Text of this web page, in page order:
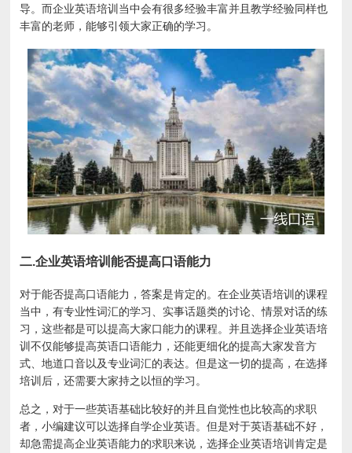
导。而企业英语培训当中会有很多经验丰富并且教学经验同样也
丰富的老师，能够引领大家正确的学习。
二.企业英语培训能否提高口语能力
对于能否提高口语能力，答案是肯定的。在企业英语培训的课程
当中，有专业性词汇的学习、实事话题类的讨论、情景对话的练
习，这些都是可以提高大家口能力的课程。并且选择企业英语培
训不仅能够提高英语口语能力，还能更细化的提高大家发音方
式、地道口音以及专业词汇的表达。但是这一切的提高，在选择
培训后，还需要大家持之以恒的学习。
总之，对于一些英语基础比较好的并且自觉性也比较高的求职
者，小编建议可以选择自学企业英语。但是对于英语基础不好，
却急需提高企业英语能力的求职来说，选择企业英语培训肯定是